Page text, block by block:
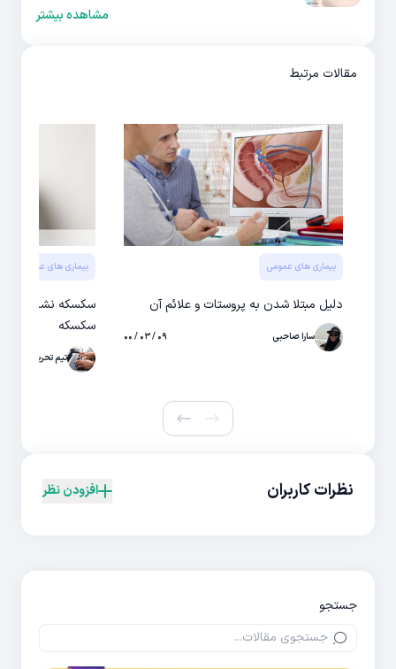
مشاهده بیشتر
مقالات مرتبط
بیماری های عمومی
دلیل مبتلا شدن به پروستات و علائم آن
سارا صاحبی ۰۹ / ۰۳ / ۰۰
بیماری های عمومی
سکسکه نشانه
سکسکه
تیم تحریریه حال
نظرات کاربران افزودن نظر
جستجو